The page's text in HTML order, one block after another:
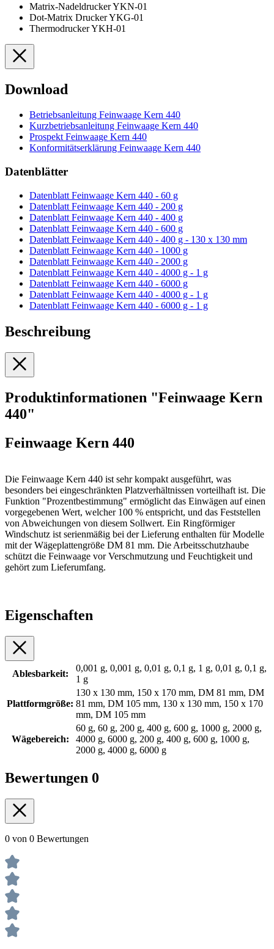
Matrix-Nadeldrucker YKN-01
Dot-Matrix Drucker YKG-01
Thermodrucker YKH-01
Download
Betriebsanleitung Feinwaage Kern 440
Kurzbetriebsanleitung Feinwaage Kern 440
Prospekt Feinwaage Kern 440
Konformitätserklärung Feinwaage Kern 440
Datenblätter
Datenblatt Feinwaage Kern 440 - 60 g
Datenblatt Feinwaage Kern 440 - 200 g
Datenblatt Feinwaage Kern 440 - 400 g
Datenblatt Feinwaage Kern 440 - 600 g
Datenblatt Feinwaage Kern 440 - 400 g - 130 x 130 mm
Datenblatt Feinwaage Kern 440 - 1000 g
Datenblatt Feinwaage Kern 440 - 2000 g
Datenblatt Feinwaage Kern 440 - 4000 g - 1 g
Datenblatt Feinwaage Kern 440 - 6000 g
Datenblatt Feinwaage Kern 440 - 4000 g - 1 g
Datenblatt Feinwaage Kern 440 - 6000 g - 1 g
Beschreibung
Produktinformationen "Feinwaage Kern
440"
Feinwaage Kern 440
Die Feinwaage Kern 440 ist sehr kompakt ausgeführt, was
besonders bei eingeschränkten Platzverhältnissen vorteilhaft ist. Die
Funktion "Prozentbestimmung" ermöglicht das Einwägen auf einen
vorgegebenen Wert, welcher 100 % entspricht, und das Feststellen
von Abweichungen von diesem Sollwert. Ein Ringförmiger
Windschutz ist serienmäßig bei der Lieferung enthalten für Modelle
mit der Wägeplattengröße DM 81 mm. Die Arbeitsschutzhaube
schützt die Feinwaage vor Verschmutzung und Feuchtigkeit und
gehört zum Lieferumfang.
Eigenschaften
Ablesbarkeit:
0,001 g, 0,001 g, 0,01 g, 0,1 g, 1 g, 0,01 g, 0,1 g,
1 g
Plattformgröße:
130 x 130 mm, 150 x 170 mm, DM 81 mm, DM
81 mm, DM 105 mm, 130 x 130 mm, 150 x 170
mm, DM 105 mm
Wägebereich:
60 g, 60 g, 200 g, 400 g, 600 g, 1000 g, 2000 g,
4000 g, 6000 g, 200 g, 400 g, 600 g, 1000 g,
2000 g, 4000 g, 6000 g
Bewertungen 0
0 von 0 Bewertungen